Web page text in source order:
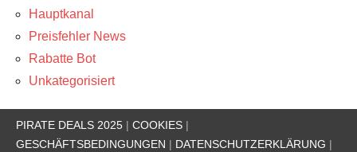
Hauptkanal
Preisfehler News
Rabatte Bot
Unkategorisiert
PIRATE DEALS 2025 | COOKIES |
GESCHÄFTSBEDINGUNGEN | DATENSCHUTZERKLÄRUNG |